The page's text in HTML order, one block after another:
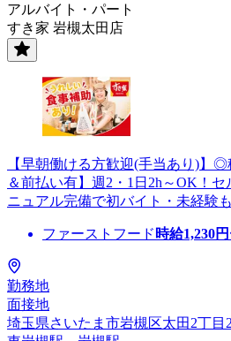
アルバイト・パート
すき家 岩槻太田店
【早朝働ける方歓迎(手当あり)】
＆前払い有】週2・1日2h～OK！
ニュアル完備で初バイト・未経験
ファーストフード 時給1,230
勤務地
面接地
埼玉県さいたま市岩槻区太田2丁目